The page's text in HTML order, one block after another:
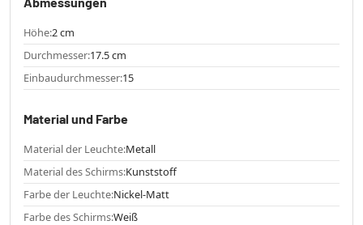
Höhe:2 cm
Durchmesser:17.5 cm
Einbaudurchmesser:15
Material und Farbe
Material der Leuchte:Metall
Material des Schirms:Kunststoff
Farbe der Leuchte:Nickel-Matt
Farbe des Schirms:Weiß